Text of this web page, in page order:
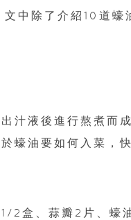
中除了介紹10道蠔
汁液後進行熬煮而
蠔油要如何入菜，
2盒、蒜瓣2片、蠔